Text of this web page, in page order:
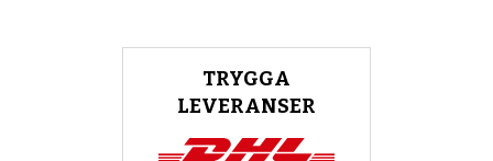
TRYGGA
LEVERANSER